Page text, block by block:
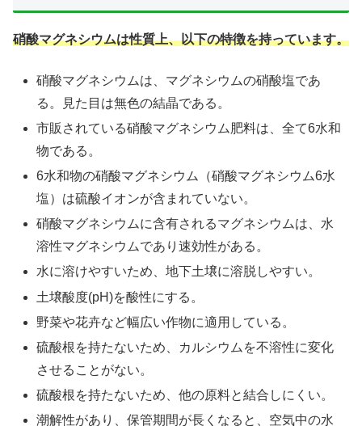
硝酸マグネシウムは性質上、以下の特徴を持っています。
硝酸マグネシウムは、マグネシウムの硝酸塩であ
る。見た目は無色の結晶である。
市販されている硝酸マグネシウム肥料は、全て6水和
物である。
6水和物の硝酸マグネシウム（硝酸マグネシウム6水
塩）は硫酸イオンが含まれていない。
硝酸マグネシウムに含有されるマグネシウムは、水
溶性マグネシウムであり速効性がある。
水に溶けやすいため、地下土壌に溶脱しやすい。
土壌酸度(pH)を酸性にする。
野菜や花卉など幅広い作物に適用している。
硫酸根を持たないため、カルシウムを不溶性に変化
させることがない。
硫酸根を持たないため、他の原料と結合しにくい。
潮解性があり、保管期間が長くなると、空気中の水